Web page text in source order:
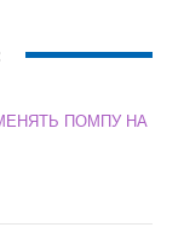
ПОМПУ НА